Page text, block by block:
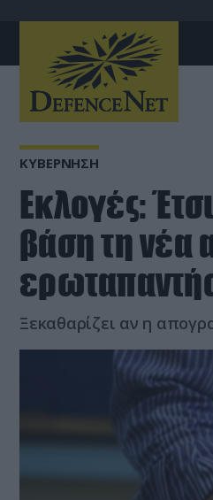
ΚΥΒΕΡΝΗΣΗ
Εκλογές:
βάση τη νέα
Ξεκαθαρίζει αν η